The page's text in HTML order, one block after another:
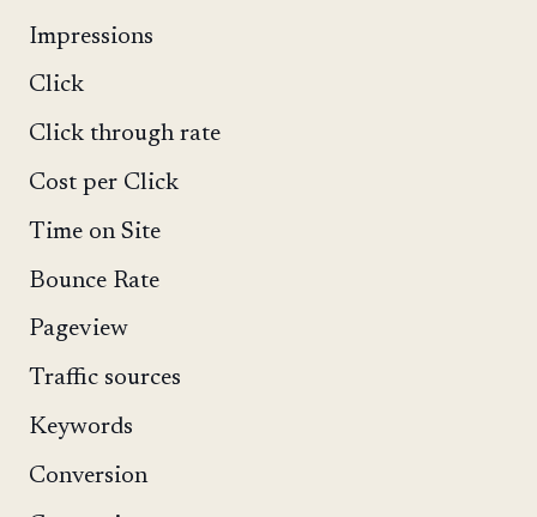
Impressions
Click
Click through rate
Cost per Click
Time on Site
Bounce Rate
Pageview
Traffic sources
Keywords
Conversion